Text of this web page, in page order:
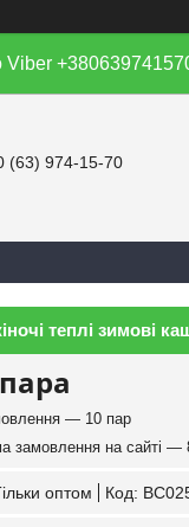
Viber
(63) 974-15-70
теплі зимові
— 10 пар
замовлення на сайті —
оптом Код: